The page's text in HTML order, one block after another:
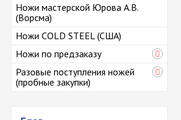
Ножи мастерской Юрова А.В.
(Ворсма)
Ножи COLD STEEL (США)
Ножи по предзаказу
Разовые поступления ножей
(пробные закупки)